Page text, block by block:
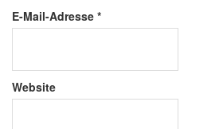
E-Mail-Adresse *
Website